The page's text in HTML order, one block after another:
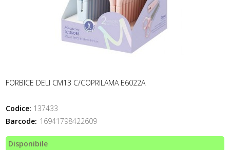
FORBICE DELI CM13 C/COPRILAMA E6022A
Codice: 137433
Barcode: 16941798422609
Disponibile